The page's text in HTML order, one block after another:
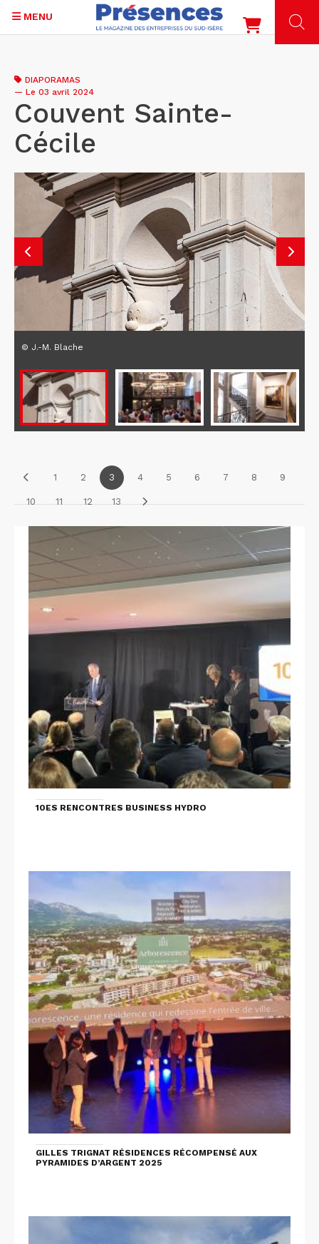
contenu
principal
MENU
DIAPORAMAS
— Le 03 avril 2024
Couvent Sainte-
Cécile
© J.-M. Blache
1 2 3 4 5 6 7 8 9
10 11 12 13
10ES RENCONTRES BUSINESS HYDRO
GILLES TRIGNAT RÉSIDENCES RÉCOMPENSÉ AUX
PYRAMIDES D’ARGENT 2025